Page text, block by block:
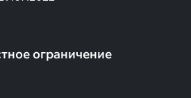
ограничение